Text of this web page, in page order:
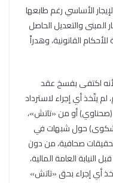
الأساسي رغم طابعها
والتعديل الحاصل
القانونية، وهدراً
لأنه اكتفى بفسخ عقد
يتّخذ أي إجراء لاسترداد
(صحناوي) أو من «تاتش»،
شكوى) حول شبهات في
تحقيقات صحافية، من دون
النيابة العامة المالية،
أي إجراء بحق «تاتش»